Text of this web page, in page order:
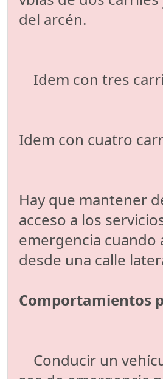
del arcén.
Idem con tres
Idem con cuatro
Hay que mantener
acceso a los
emergencia cuando
desde una calle
Comportamientos
Conducir un